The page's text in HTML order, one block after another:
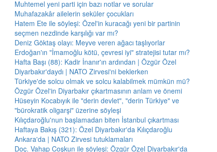
Muhtemel yeni parti için bazı notlar ve sorular
Muhafazakâr ailelerin seküler çocukları
Hatem Ete ile söyleşi: Özel'in kuracağı yeni bir partinin
seçmen nezdinde karşılığı var mı?
Deniz Göktaş olayı: Meyve veren ağacı taşlıyorlar
Erdoğan'ın "İmamoğlu kötü, çevresi iyi" stratejisi tutar mı?
Hafta Başı (88): Kadir İnanır'ın ardından | Özgür Özel
Diyarbakır'daydı | NATO Zirvesi'ni beklerken
Türkiye'de solcu olmak ve solcu kalabilmek mümkün mü?
Özgür Özel'in Diyarbakır çıkartmasının anlam ve önemi
Hüseyin Kocabıyık ile "derin devlet", "derin Türkiye" ve
"bürokratik oligarşi" üzerine söyleşi
Kılıçdaroğlu'nun başlamadan biten İstanbul çıkartması
Haftaya Bakış (321): Özel Diyarbakır'da Kılıçdaroğlu
Ankara'da | NATO Zirvesi tutuklamaları
Doç. Vahap Coşkun ile söyleşi: Özgür Özel Diyarbakır'da